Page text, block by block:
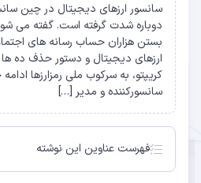
سانسور ارزهای دیجیتال در چین
دوباره شدت گرفته است. گفته می
بستن هزاران حساب رسانه های
ارزهای دیجیتال و دستور حذف ده
کریپتو، به سرکوب ملی رمزارزها
سانسورکننده و مدیر […]
فهرست عناوین این نوشته